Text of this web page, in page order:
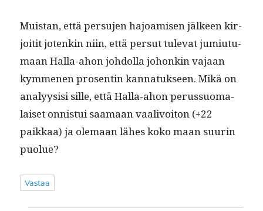
Muis­tan, että per­su­jen hajoamisen jäl­keen kir­
joitit jotenkin niin, että per­sut tule­vat jumi­u­tu­
maan Hal­la-ahon johdol­la johonkin vajaan
kymme­nen pros­entin kan­natuk­seen. Mikä on
ana­ly­y­sisi sille, että Hal­la-ahon perus­suo­ma­
laiset onnis­tui saa­maan vaalivoiton (+22
paikkaa) ja ole­maan läh­es koko maan suurin
puolue?
Vastaa